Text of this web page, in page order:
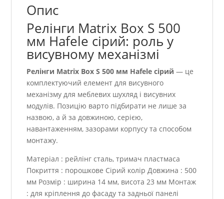
Опис
Релінги Matrix Box S 500
мм Hafele сірий: роль у
висувному механізмі
Релінги Matrix Box S 500 мм Hafele сірий — це
комплектуючий елемент для висувного
механізму для меблевих шухляд і висувних
модулів. Позицію варто підбирати не лише за
назвою, а й за довжиною, серією,
навантаженням, зазорами корпусу та способом
монтажу.
Матеріал : рейлінг сталь, тримач пластмаса
Покриття : порошкове Сірий колір Довжина : 500
мм Розмір : ширина 14 мм, висота 23 мм Монтаж
: для кріплення до фасаду та задньої панелі